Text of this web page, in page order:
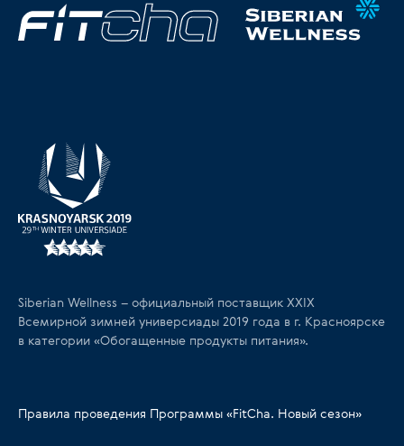
Siberian Wellness – официальный поставщик XXIX
Всемирной зимней универсиады 2019 года в г. Красноярске
в категории «Обогащенные продукты питания».
Правила проведения Программы «FitCha. Новый сезон»